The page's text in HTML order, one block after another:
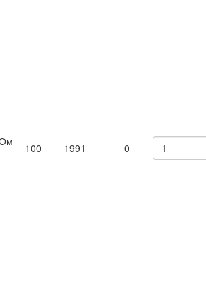
100 1991 0